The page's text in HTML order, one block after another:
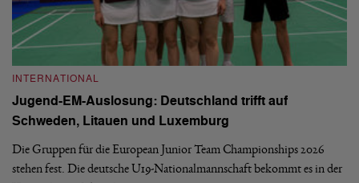
INTERNATIONAL
Jugend-EM-Auslosung: Deutschland trifft auf
Schweden, Litauen und Luxemburg
Die Gruppen für die European Junior Team Championships 2026
stehen fest. Die deutsche U19-Nationalmannschaft bekommt es in der